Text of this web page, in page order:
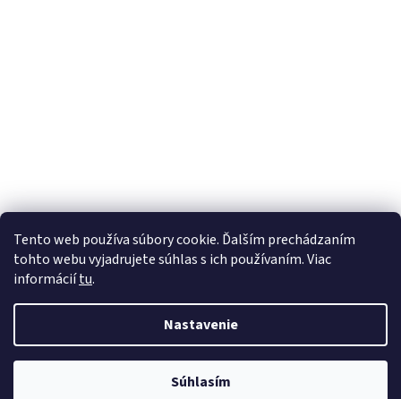
Tento web používa súbory cookie. Ďalším prechádzaním
tohto webu vyjadrujete súhlas s ich používaním. Viac
informáciítu.
Nastavenie
Súhlasím
Vytvoril Shoptet
mojefarby.sk. Všetky práva vyhradené.